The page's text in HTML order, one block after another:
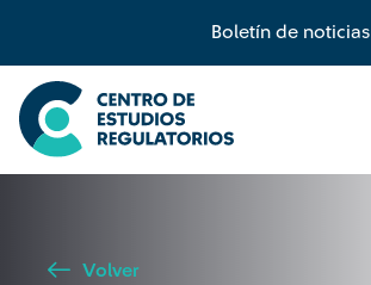
Boletín de noticias
Búsqueda
Seleccione país
Volver